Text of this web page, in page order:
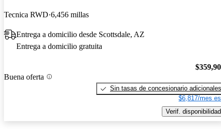
Tecnica RWD 6,456 millas
Entrega a domicilio desde Scottsdale, AZ
Entrega a domicilio gratuita
Buena oferta
Sin tasas de concesionario adicionales
$6,817/mes
Verif. disponibilidad